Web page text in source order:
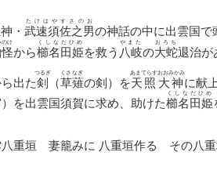
・ 武速須佐之男
たけはやすさのお
の神話の中に出雲国で
のけ
から櫛名田姫
くしなだひめ
を救う 八岐
やまた
の大蛇
おろち
退治が
出た剣
つるぎ
（草薙
くさなぎ
の剣）を天照大神
あまてらすおおみかみ
に献
を出雲国須賀に求め、助けた櫛名田姫
くしなだひめ
八重垣 妻籠みに 八重垣作る その八